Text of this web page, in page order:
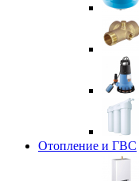
Отопление и ГВС